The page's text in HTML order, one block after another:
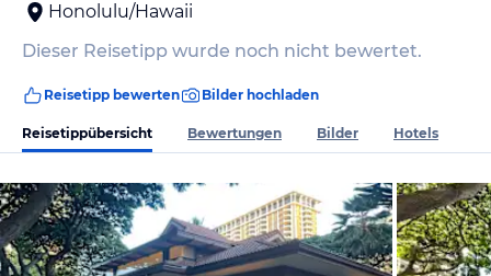
Honolulu/Hawaii
Dieser Reisetipp wurde noch nicht bewertet.
Reisetipp bewerten Bilder hochladen
Reisetippübersicht Bewertungen Bilder Hotels